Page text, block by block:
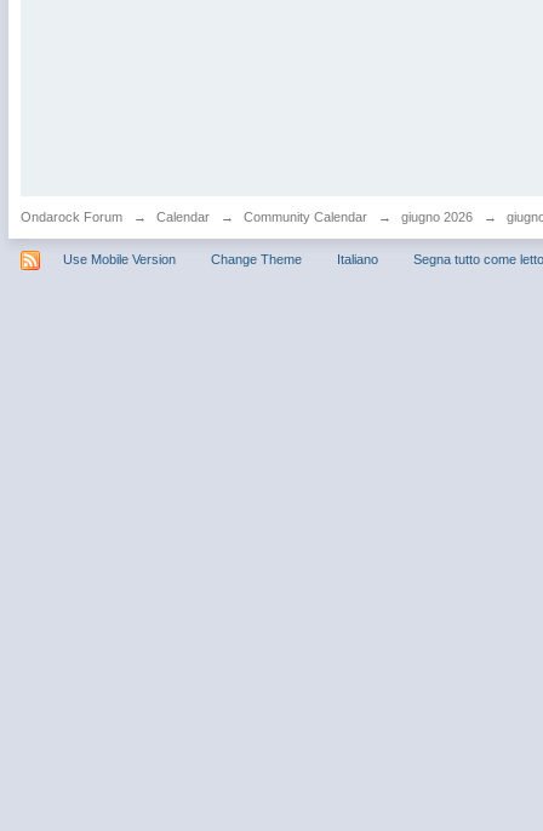
Ondarock Forum → Calendar → Community Calendar → giugno 2026 →
Use Mobile Version Change Theme Italiano Segna tutto come letto